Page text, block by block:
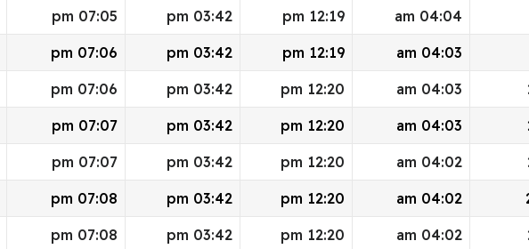
04:04 am
12:19 pm
03:42 pm
07:05 pm
04:03 am
12:19 pm
03:42 pm
07:06 pm
04:03 am
12:20 pm
03:42 pm
07:06 pm
04:03 am
12:20 pm
03:42 pm
07:07 pm
04:02 am
12:20 pm
03:42 pm
07:07 pm
04:02 am
12:20 pm
03:42 pm
07:08 pm
04:02 am
12:20 pm
03:42 pm
07:08 pm